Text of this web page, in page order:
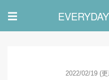
☰
2022/02/19 (